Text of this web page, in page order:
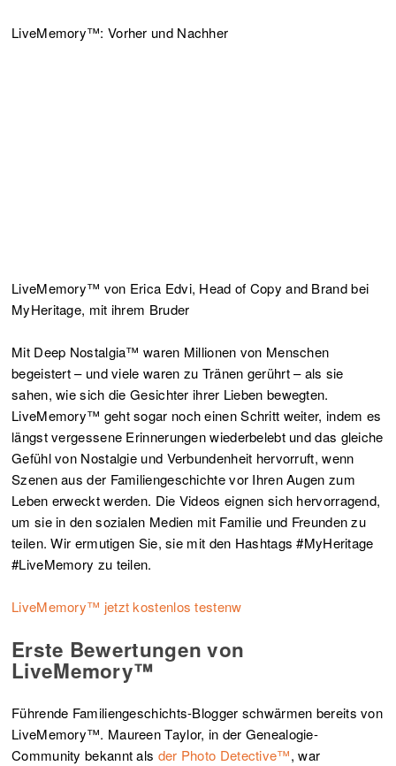
LiveMemory™: Vorher und Nachher
LiveMemory™ von Erica Edvi, Head of Copy and Brand bei
MyHeritage, mit ihrem Bruder
Mit Deep Nostalgia™ waren Millionen von Menschen
begeistert – und viele waren zu Tränen gerührt – als sie
sahen, wie sich die Gesichter ihrer Lieben bewegten.
LiveMemory™ geht sogar noch einen Schritt weiter, indem es
längst vergessene Erinnerungen wiederbelebt und das gleiche
Gefühl von Nostalgie und Verbundenheit hervorruft, wenn
Szenen aus der Familiengeschichte vor Ihren Augen zum
Leben erweckt werden. Die Videos eignen sich hervorragend,
um sie in den sozialen Medien mit Familie und Freunden zu
teilen. Wir ermutigen Sie, sie mit den Hashtags #MyHeritage
#LiveMemory zu teilen.
LiveMemory™ jetzt kostenlos testenw
Erste Bewertungen von
LiveMemory™
Führende Familiengeschichts-Blogger schwärmen bereits von
LiveMemory™. Maureen Taylor, in der Genealogie-
Community bekannt als der Photo Detective™, war